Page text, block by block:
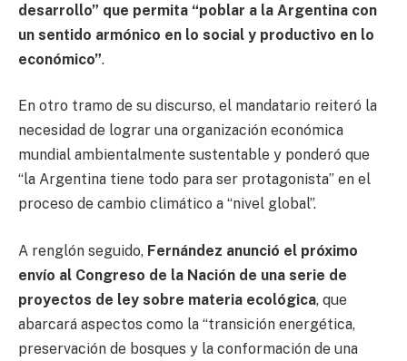
desarrollo” que permita “poblar a la Argentina con
un sentido armónico en lo social y productivo en lo
económico”.
En otro tramo de su discurso, el mandatario reiteró la
necesidad de lograr una organización económica
mundial ambientalmente sustentable y ponderó que
“la Argentina tiene todo para ser protagonista” en el
proceso de cambio climático a “nivel global”.
A renglón seguido, Fernández anunció el próximo
envío al Congreso de la Nación de una serie de
proyectos de ley sobre materia ecológica, que
abarcará aspectos como la “transición energética,
preservación de bosques y la conformación de una